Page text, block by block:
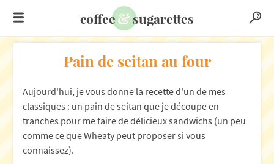
coffee&sugarettes
Pain de seitan au four
Aujourd'hui, je vous donne la recette d'un de mes
classiques : un pain de seitan que je découpe en
tranches pour me faire de délicieux sandwichs (un peu
comme ce que Wheaty peut proposer si vous
connaissez).